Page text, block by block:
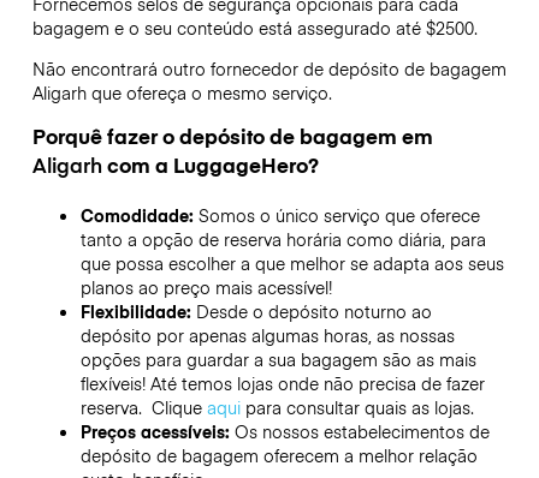
bagagem e o seu conteúdo está assegurado até $2500.
Não encontrará outro fornecedor de depósito de bagagem
Aligarhque ofereça o mesmo serviço.
Porquê fazer o depósito de bagagem em
Aligarhcom a LuggageHero?
Comodidade: Somos o único serviço que oferece
tanto a opção de reserva horária como diária, para
que possa escolher a que melhor se adapta aos seus
planos ao preço mais acessível!
Flexibilidade: Desde o depósito noturno ao
depósito por apenas algumas horas, as nossas
opções para guardar a sua bagagem são as mais
flexíveis! Até temos lojas onde não precisa de fazer
reserva. Clique aquipara consultar quais as lojas.
Preços acessíveis: Os nossos estabelecimentos de
depósito de bagagem oferecem a melhor relação